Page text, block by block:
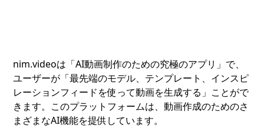
nim.videoは「AI動画制作のための究極のアプリ」で、
ユーザーが「最先端のモデル、テンプレート、インスピ
レーションフィードを使って動画を生成する」ことがで
きます。このプラットフォームは、動画作成のためのさ
まざまなAI機能を提供しています。